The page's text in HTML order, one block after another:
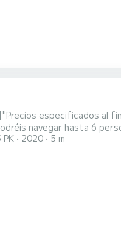
especificados al
navegar hasta 6
GPS|-Radio
sitios para
PK 2020 5 m